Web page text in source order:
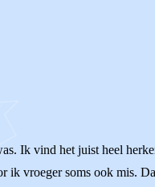
Ik vind het juist heel
ik vroeger soms ook mis.